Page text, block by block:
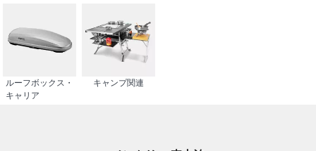
ルーフボックス・
キャリア
キャンプ関連